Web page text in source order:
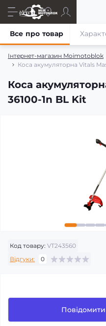
Інтернет-магазин Moimotoblok
Коса акумуляторна Vitals
Коса
36100-1n BL Kit
Все про товар
Код товару: VT243560
Відгуки:
0